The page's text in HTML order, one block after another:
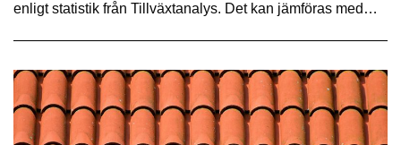
enligt statistik från Tillväxtanalys. Det kan jämföras med…